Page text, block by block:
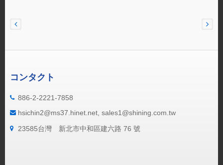
コンタクト
886-2-2221-7858
hsichin2@ms37.hinet.net, sales1@shining.com.tw
23585台灣 新北市中和區建六路 76 號